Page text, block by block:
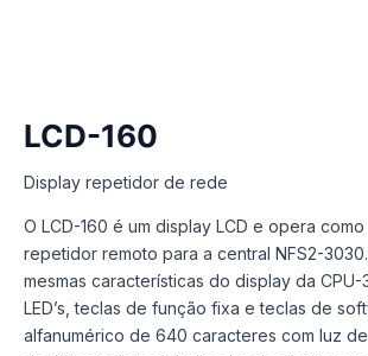
LCD-160
Display repetidor de rede
O LCD-160 é um display LCD e opera
repetidor remoto para a central NFS2-
mesmas características do display da
LED’s, teclas de função fixa e teclas de
alfanumérico de 640 caracteres com luz